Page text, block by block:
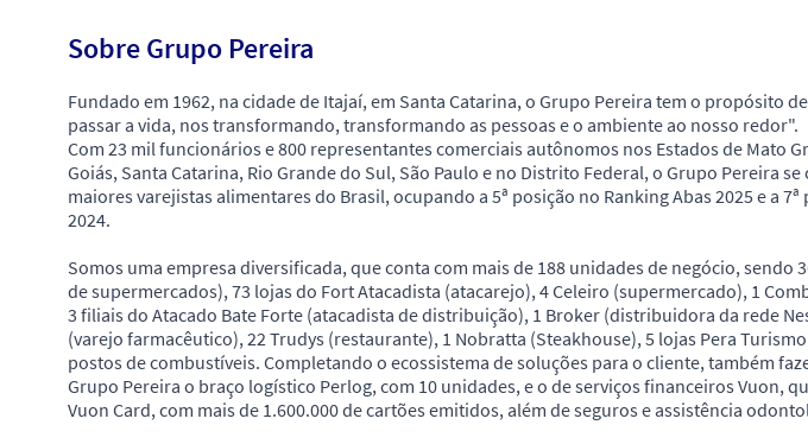
Sobre Grupo Pereira
Fundado em 1962, na cidade de Itajaí, em Santa Catarina, o Grupo Pereira tem o propósito
passar a vida, nos transformando, transformando as pessoas e o ambiente ao nosso redor".
Com 23 mil funcionários e 800 representantes comerciais autônomos nos Estados de Mato
Goiás, Santa Catarina, Rio Grande do Sul, São Paulo e no Distrito Federal, o Grupo Pereira
maiores varejistas alimentares do Brasil, ocupando a 5ª posição no Ranking Abas 2025 e a 7ª
2024.
Somos uma empresa diversificada, que conta com mais de 188 unidades de negócio, sendo
de supermercados), 73 lojas do Fort Atacadista (atacarejo), 4 Celeiro (supermercado), 1
3 filiais do Atacado Bate Forte (atacadista de distribuição), 1 Broker (distribuidora da rede
(varejo farmacêutico), 22 Trudys (restaurante), 1 Nobratta (Steakhouse), 5 lojas Pera Turismo
postos de combustíveis. Completando o ecossistema de soluções para o cliente, também
Grupo Pereira o braço logístico Perlog, com 10 unidades, e o de serviços financeiros Vuon,
Vuon Card, com mais de 1.600.000 de cartões emitidos, além de seguros e assistência